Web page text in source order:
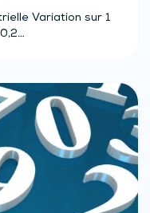
Variation sur 1